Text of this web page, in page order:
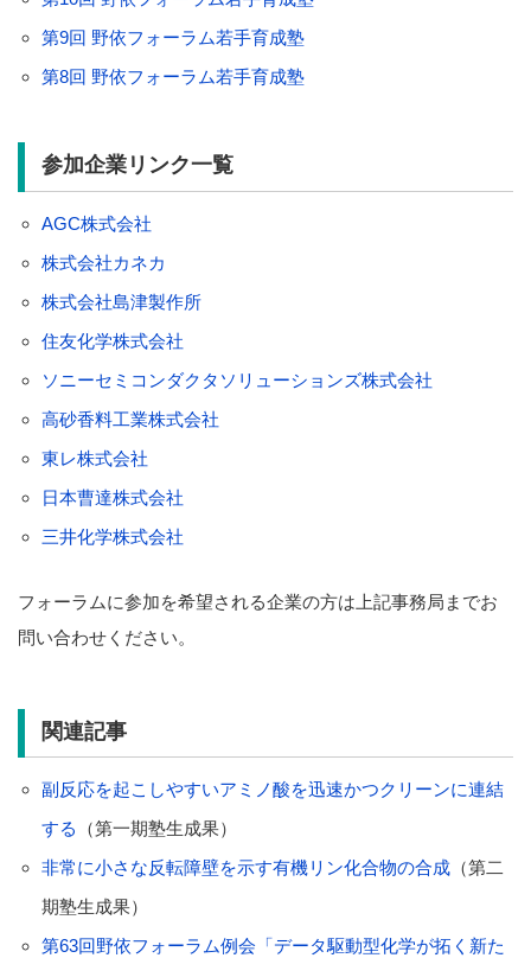
第9回 野依フォーラム若手育成塾
第8回 野依フォーラム若手育成塾
参加企業リンク一覧
AGC株式会社
株式会社カネカ
株式会社島津製作所
住友化学株式会社
ソニーセミコンダクタソリューションズ株式会社
高砂香料工業株式会社
東レ株式会社
日本曹達株式会社
三井化学株式会社
フォーラムに参加を希望される企業の方は上記事務局までお
問い合わせください。
関連記事
副反応を起こしやすいアミノ酸を迅速かつクリーンに連結
する （第一期塾生成果）
非常に小さな反転障壁を示す有機リン化合物の合成（第二
期塾生成果）
第63回野依フォーラム例会「データ駆動型化学が拓く新た